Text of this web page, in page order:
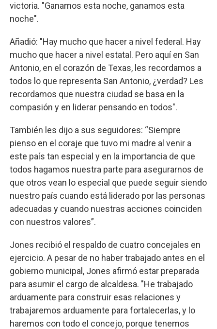
victoria. "Ganamos esta noche, ganamos esta
noche".
Añadió: "Hay mucho que hacer a nivel federal. Hay
mucho que hacer a nivel estatal. Pero aquí en San
Antonio, en el corazón de Texas, les recordamos a
todos lo que representa San Antonio, ¿verdad? Les
recordamos que nuestra ciudad se basa en la
compasión y en liderar pensando en todos".
También les dijo a sus seguidores: “Siempre
pienso en el coraje que tuvo mi madre al venir a
este país tan especial y en la importancia de que
todos hagamos nuestra parte para asegurarnos de
que otros vean lo especial que puede seguir siendo
nuestro país cuando está liderado por las personas
adecuadas y cuando nuestras acciones coinciden
con nuestros valores”.
Jones recibió el respaldo de cuatro concejales en
ejercicio. A pesar de no haber trabajado antes en el
gobierno municipal, Jones afirmó estar preparada
para asumir el cargo de alcaldesa. "He trabajado
arduamente para construir esas relaciones y
trabajaremos arduamente para fortalecerlas, y lo
haremos con todo el concejo, porque tenemos